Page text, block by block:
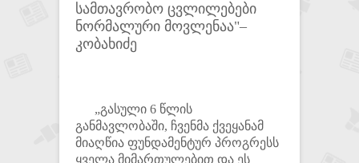
სამთავრობო ცვლილებები
ნორმალური მოვლენაა"–
კობახიძე
„გასული 6 წლის
განმავლობაში, ჩვენმა ქვეყანამ
მიაღწია ფუნდამენტურ პროგრესს
ყველა მიმართულებით და ეს